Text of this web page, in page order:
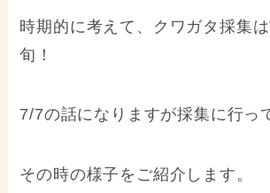
時期的に考えて、クワガタ採集
旬！
7/7の話になりますが採集に行っ
その時の様子をご紹介します。